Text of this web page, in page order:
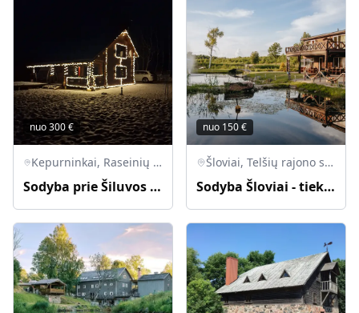
nuo300€
Kepurninkai, Raseinių rajono savivaldybė, Lietuva
Sodyba prie Šiluvos ramybės oazė
nuo 150€
Šloviai, Telšių rajono savivaldybė, Lietuva
Sodyba Šloviai - tiek šventėms, tiek poilsiui